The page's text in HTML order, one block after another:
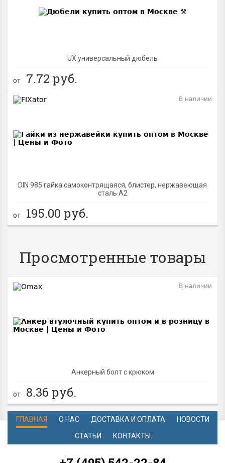
UX универсальный дюбель
от 7.72 руб.
DIN 985 гайка самоконтрящаяся, блистер, нержавеющая
сталь A2
В наличии
от 195.00 руб.
Просмотренные товары
Анкерный болт с крюком
В наличии
от 8.36 руб.
ГЛАВНАЯ О НАС ДОСТАВКА И ОПЛАТА НОВОСТИ
СТАТЬИ КОНТАКТЫ